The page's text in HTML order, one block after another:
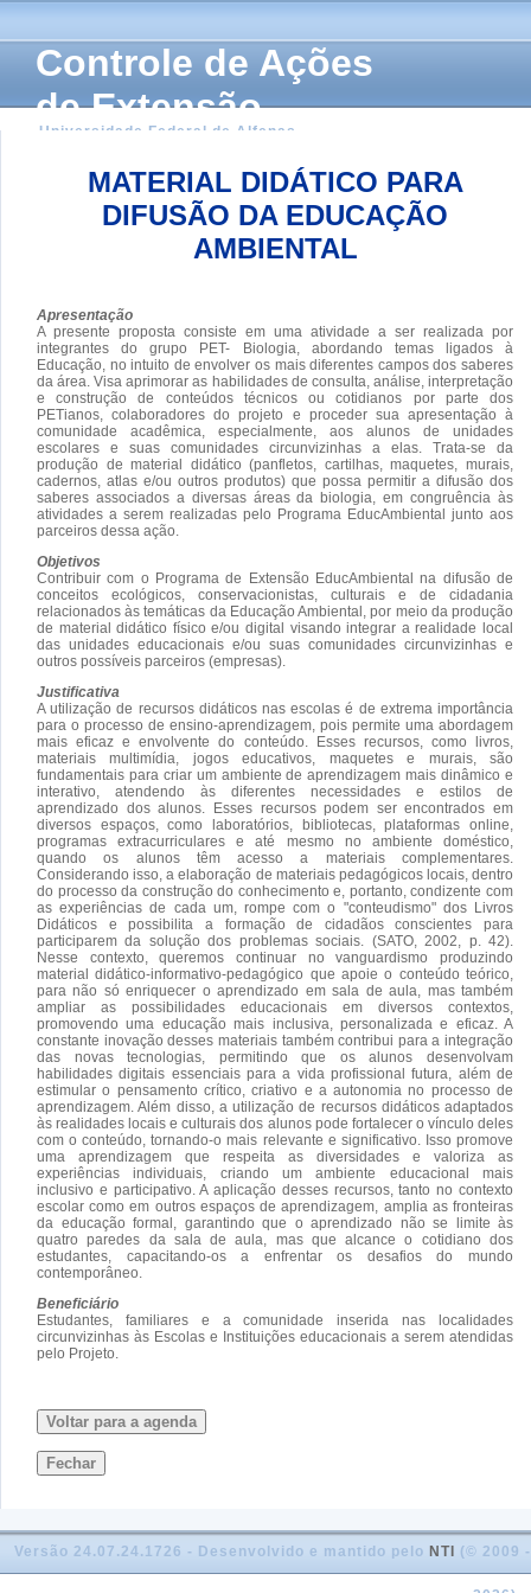
Controle de Ações
de Extensão
Universidade Federal de Alfenas
MATERIAL DIDÁTICO PARA
DIFUSÃO DA EDUCAÇÃO
AMBIENTAL
Apresentação
A presente proposta consiste em uma atividade a ser realizada por
integrantes do grupo PET- Biologia, abordando temas ligados à
Educação, no intuito de envolver os mais diferentes campos dos saberes
da área. Visa aprimorar as habilidades de consulta, análise, interpretação
e construção de conteúdos técnicos ou cotidianos por parte dos
PETianos, colaboradores do projeto e proceder sua apresentação à
comunidade acadêmica, especialmente, aos alunos de unidades
escolares e suas comunidades circunvizinhas a elas. Trata-se da
produção de material didático (panfletos, cartilhas, maquetes, murais,
cadernos, atlas e/ou outros produtos) que possa permitir a difusão dos
saberes associados a diversas áreas da biologia, em congruência às
atividades a serem realizadas pelo Programa EducAmbiental junto aos
parceiros dessa ação.
Objetivos
Contribuir com o Programa de Extensão EducAmbiental na difusão de
conceitos ecológicos, conservacionistas, culturais e de cidadania
relacionados às temáticas da Educação Ambiental, por meio da produção
de material didático físico e/ou digital visando integrar a realidade local
das unidades educacionais e/ou suas comunidades circunvizinhas e
outros possíveis parceiros (empresas).
Justificativa
A utilização de recursos didáticos nas escolas é de extrema importância
para o processo de ensino-aprendizagem, pois permite uma abordagem
mais eficaz e envolvente do conteúdo. Esses recursos, como livros,
materiais multimídia, jogos educativos, maquetes e murais, são
fundamentais para criar um ambiente de aprendizagem mais dinâmico e
interativo, atendendo às diferentes necessidades e estilos de
aprendizado dos alunos. Esses recursos podem ser encontrados em
diversos espaços, como laboratórios, bibliotecas, plataformas online,
programas extracurriculares e até mesmo no ambiente doméstico,
quando os alunos têm acesso a materiais complementares.
Considerando isso, a elaboração de materiais pedagógicos locais, dentro
do processo da construção do conhecimento e, portanto, condizente com
as experiências de cada um, rompe com o "conteudismo" dos Livros
Didáticos e possibilita a formação de cidadãos conscientes para
participarem da solução dos problemas sociais. (SATO, 2002, p. 42).
Nesse contexto, queremos continuar no vanguardismo produzindo
material didático-informativo-pedagógico que apoie o conteúdo teórico,
para não só enriquecer o aprendizado em sala de aula, mas também
ampliar as possibilidades educacionais em diversos contextos,
promovendo uma educação mais inclusiva, personalizada e eficaz. A
constante inovação desses materiais também contribui para a integração
das novas tecnologias, permitindo que os alunos desenvolvam
habilidades digitais essenciais para a vida profissional futura, além de
estimular o pensamento crítico, criativo e a autonomia no processo de
aprendizagem. Além disso, a utilização de recursos didáticos adaptados
às realidades locais e culturais dos alunos pode fortalecer o vínculo deles
com o conteúdo, tornando-o mais relevante e significativo. Isso promove
uma aprendizagem que respeita as diversidades e valoriza as
experiências individuais, criando um ambiente educacional mais
inclusivo e participativo. A aplicação desses recursos, tanto no contexto
escolar como em outros espaços de aprendizagem, amplia as fronteiras
da educação formal, garantindo que o aprendizado não se limite às
quatro paredes da sala de aula, mas que alcance o cotidiano dos
estudantes, capacitando-os a enfrentar os desafios do mundo
contemporâneo.
Beneficiário
Estudantes, familiares e a comunidade inserida nas localidades
circunvizinhas às Escolas e Instituições educacionais a serem atendidas
pelo Projeto.
Voltar para a agenda
Fechar
Versão 24.07.24.1726 - Desenvolvido e mantido pelo NTI (© 2009 -